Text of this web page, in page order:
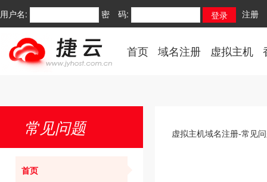
用户名: 密 码: 注册
首页 域名注册 虚拟主机
常见问题
首页
虚拟主机域名注册-常见